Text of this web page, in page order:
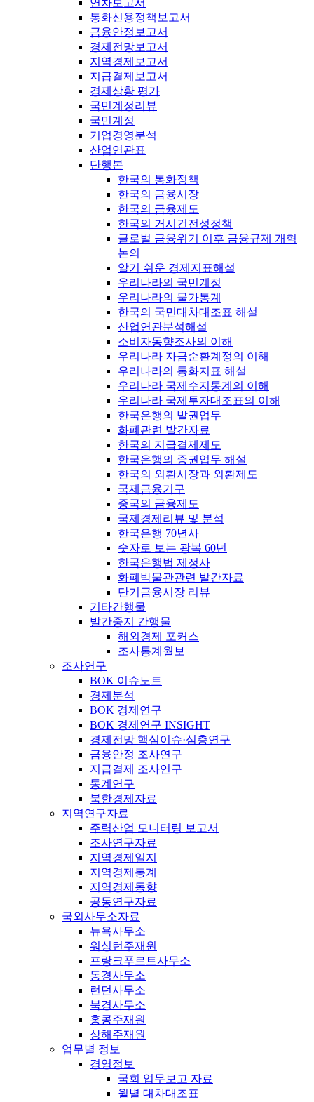
연차보고서
통화신용정책보고서
금융안정보고서
경제전망보고서
지역경제보고서
지급결제보고서
경제상황 평가
국민계정리뷰
국민계정
기업경영분석
산업연관표
단행본
한국의 통화정책
한국의 금융시장
한국의 금융제도
한국의 거시건전성정책
글로벌 금융위기 이후 금융규제 개혁
논의
알기 쉬운 경제지표해설
우리나라의 국민계정
우리나라의 물가통계
한국의 국민대차대조표 해설
산업연관분석해설
소비자동향조사의 이해
우리나라 자금순환계정의 이해
우리나라의 통화지표 해설
우리나라 국제수지통계의 이해
우리나라 국제투자대조표의 이해
한국은행의 발권업무
화폐관련 발간자료
한국의 지급결제제도
한국은행의 증권업무 해설
한국의 외환시장과 외환제도
국제금융기구
중국의 금융제도
국제경제리뷰 및 분석
한국은행 70년사
숫자로 보는 광복 60년
한국은행법 제정사
화폐박물관관련 발간자료
단기금융시장 리뷰
기타간행물
발간중지 간행물
해외경제 포커스
조사통계월보
조사연구
BOK 이슈노트
경제분석
BOK 경제연구
BOK 경제연구 INSIGHT
경제전망 핵심이슈·심층연구
금융안정 조사연구
지급결제 조사연구
통계연구
북한경제자료
지역연구자료
주력산업 모니터링 보고서
조사연구자료
지역경제일지
지역경제통계
지역경제동향
공동연구자료
국외사무소자료
뉴욕사무소
워싱턴주재원
프랑크푸르트사무소
동경사무소
런던사무소
북경사무소
홍콩주재원
상해주재원
업무별 정보
경영정보
국회 업무보고 자료
월별 대차대조표